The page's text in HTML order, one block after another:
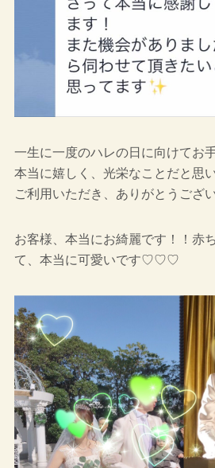
一生に一度のハレの日に向けてお
本当に嬉しく、光栄なことだと思
ご利用いただき、ありがとうござ
お客様、本当にお綺麗です！！赤
て、本当に可愛いです♡♡♡